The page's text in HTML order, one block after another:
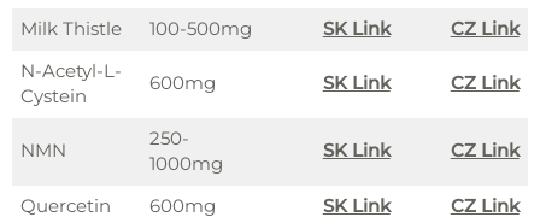
Milk Thistle 100-500mg SK Link
CZ Link
N-Acetyl-L-
Cystein
600mg SK Link CZ Link
NMN
250-
1000mg
SK Link CZ Link
Quercetin 600mg SK Link CZ Link